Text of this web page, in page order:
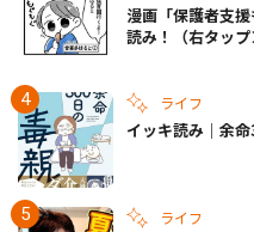
漫画「保護者支
読み！（右タップ
ライフ
イッキ読み｜余
ライフ